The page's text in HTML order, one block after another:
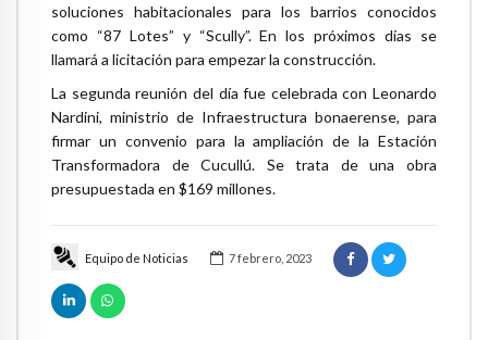
Equipo de Noticias 7 febrero, 2023
soluciones habitacionales para los barrios conocidos
como “87 Lotes” y “Scully”. En los próximos días se
llamará a licitación para empezar la construcción.
La segunda reunión del día fue celebrada con Leonardo
Nardini, ministrio de Infraestructura bonaerense, para
firmar un convenio para la ampliación de la Estación
Transformadora de Cucullú. Se trata de una obra
presupuestada en $169 millones.